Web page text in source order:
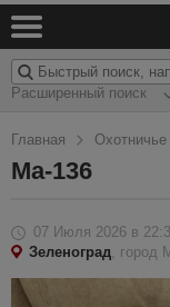
Расширенный поиск
Главная
Ма-136
07 Июля 2026 в
Зеленоград, город